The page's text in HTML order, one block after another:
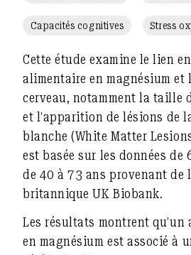
Capacités cognitives Stress
Cette étude examine le lien
alimentaire en magnésium
cerveau, notamment la taille
et l’apparition de lésions de
blanche (White Matter
est basée sur les données de
de 40 à 73 ans provenant de
britannique UK Biobank.
Les résultats montrent qu’un
en magnésium est associé à